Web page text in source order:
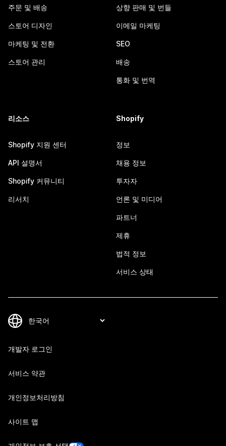
주문 및 배송
스토어 디자인
마케팅 및 전환
스토어 관리
상향 판매 및 번들
이메일 마케팅
SEO
배송
통화 및 번역
리소스
Shopify 지원 센터
API 설명서
Shopify 커뮤니티
리서치
Shopify
정보
채용 정보
투자자
언론 및 미디어
파트너
제휴
법적 정보
서비스 상태
개발자 로그인
서비스 약관
개인정보처리방침
사이트 맵